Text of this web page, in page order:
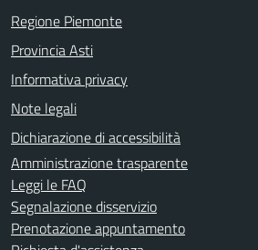
Regione Piemonte
Provincia Asti
Informativa privacy
Note legali
Dichiarazione di accessibilità
Amministrazione trasparente
Leggi le FAQ
Segnalazione disservizio
Prenotazione appuntamento